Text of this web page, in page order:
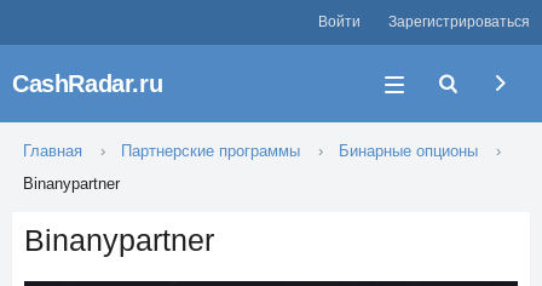
Войти Зарегистрироваться
CashRadar.ru
Главная Партнерские программы
Бинарные опционы
Binanypartner
Binanypartner